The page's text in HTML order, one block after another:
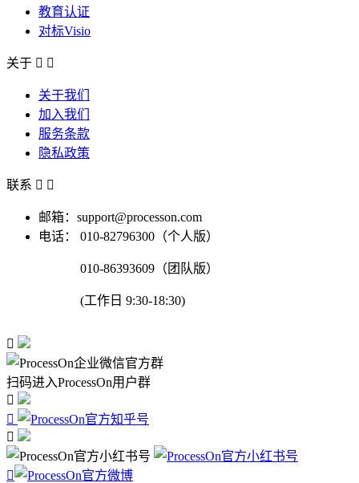
教育认证
对标Visio
关于  
关于我们
加入我们
服务条款
隐私政策
联系  
邮箱：support@processon.com
电话：
010-82796300（个人版）
010-86393609（团队版）
(工作日 9:30-18:30)

扫码进入ProcessOn用户群



